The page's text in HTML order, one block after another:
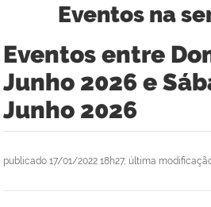
Eventos na
Eventos entre
Junho 2026 e
Junho 2026
publicado 17/01/2022 18h27, última